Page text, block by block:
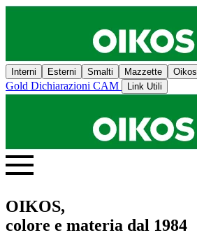
Interni Esterni Smalti Mazzette Oikos
Gold Dichiarazioni CAM Link Utili
OIKOS,
colore e materia dal 1984